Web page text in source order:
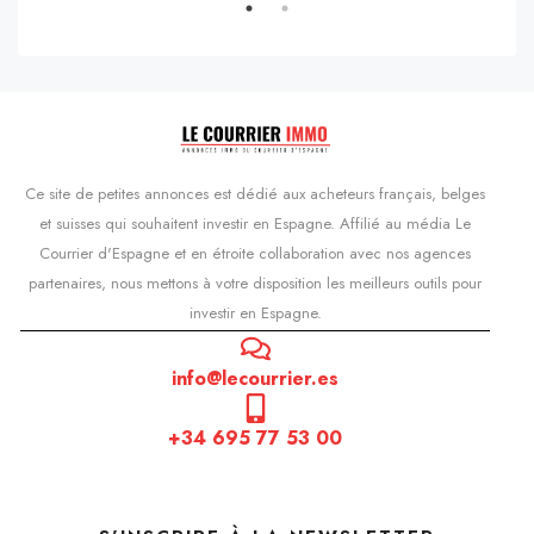
Ce site de petites annonces est dédié aux acheteurs français, belges
et suisses qui souhaitent investir en Espagne. Affilié au média Le
Courrier d'Espagne et en étroite collaboration avec nos agences
partenaires, nous mettons à votre disposition les meilleurs outils pour
investir en Espagne.
info@lecourrier.es
+34 695 77 53 00